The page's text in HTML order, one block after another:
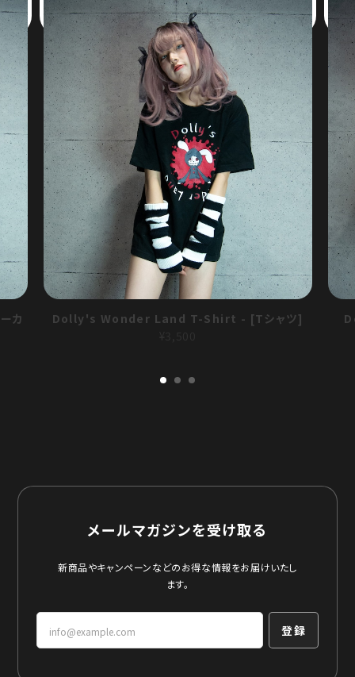
カ
Dolly's Wonder Land T-Shirt - [Tシャツ]
メールマガジンを受け取る
新商品やキャンペーンなどのお得な情報をお届けいたし
ます。
登録